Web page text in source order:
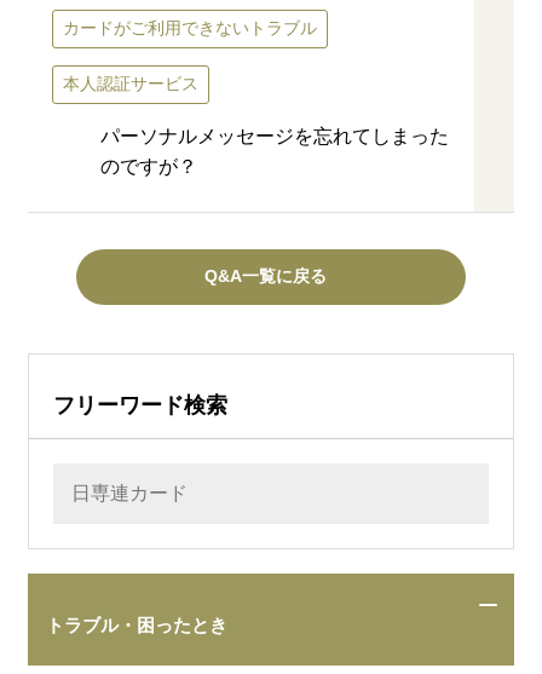
カードがご利用できないトラブル
本人認証サービス
パーソナルメッセージを忘れてしまった
のですが？
Q&A一覧に戻る
フリーワード検索
トラブル・困ったとき